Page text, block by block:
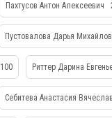
Пахтусов Антон Алексеевич
Пустовалова Дарья
100 Риттер Дарина
Себитева Анастасия